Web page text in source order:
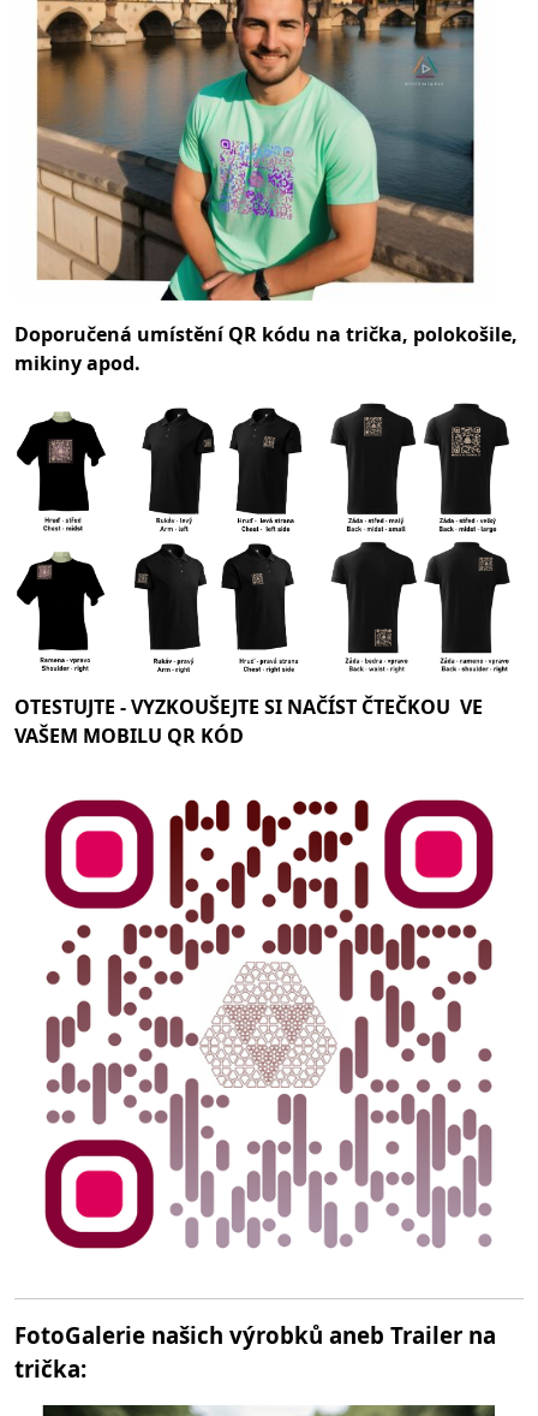
Doporučená umístění QR kódu na trička, polokošile,
mikiny apod.
OTESTUJTE -VYZKOUŠEJTE SI NAČÍST ČTEČKOU VE
VAŠEM MOBILU QR KÓD
FotoGalerie našich výrobků aneb Trailer na
trička: